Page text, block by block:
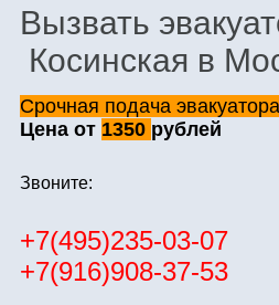
Вызвать
Косинская в
Срочная подача эвакуатора
Цена от 1350 рублей
Звоните:
+7(495)235-03-07
+7(916)908-37-53